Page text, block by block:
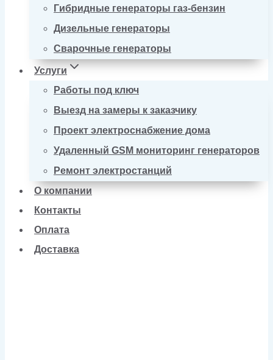
Гибридные генераторы газ-бензин
Дизельные генераторы
Сварочные генераторы
Услуги
Работы под ключ
Выезд на замеры к заказчику
Проект электроснабжение дома
Удаленный GSM мониторинг генераторов
Ремонт электростанций
О компании
Контакты
Оплата
Доставка